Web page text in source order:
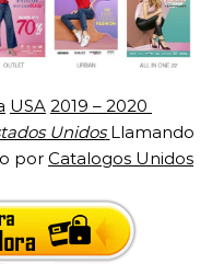
USA 2019 – 2020
Unidos Llamando
por Catalogos Unidos